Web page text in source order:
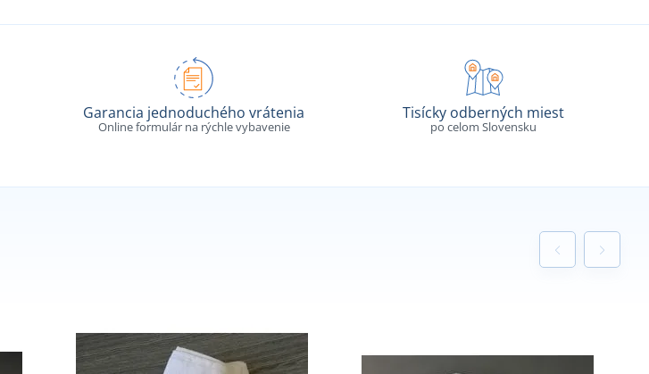
Garancia jednoduchého vrátenia
Online formulár na rýchle vybavenie
Tisícky odberných miest
po celom Slovensku